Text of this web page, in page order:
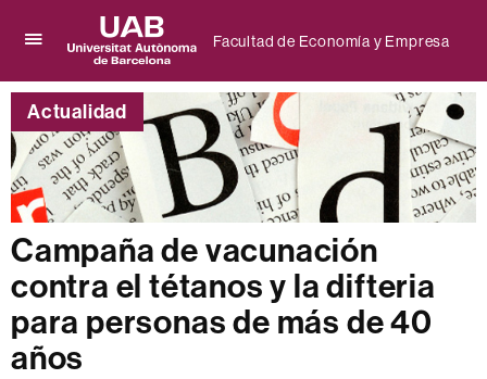
aquí
para
desplegar
el
menú
de
Facultad
de
Economía
y
Empresa
Universitat
Autònoma
de
Barcelona
Facultad de Economía y Empresa
Actualidad
Campaña de vacunación
contra el tétanos y la difteria
para personas de más de 40
años